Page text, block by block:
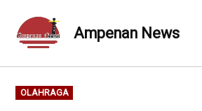
content
Ampenan News
POSTED
IN
OLAHRAGA